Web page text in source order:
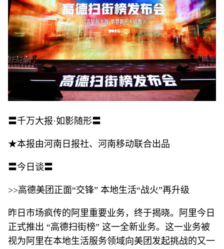
〓千万大报·如影随形〓
★本报由河南日报社、河南移动联合出品
〓今日谈〓
>>高德美团正面“交锋” 本地生活“战火”再升级
昨日市场疯传的阿里重要业务，终于揭晓。阿里今日
正式推出 “高德扫街榜” 这一全新业务。这一业务被
视为阿里在本地生活服务领域向美团发起挑战的又一